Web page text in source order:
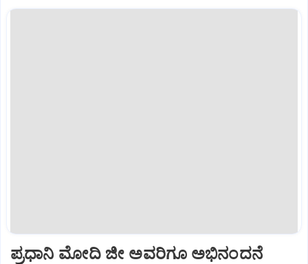
ಪ್ರಧಾನಿ ಮೋದಿ ಜೀ ಅವರಿಗೂ ಅಭಿನಂದನೆ